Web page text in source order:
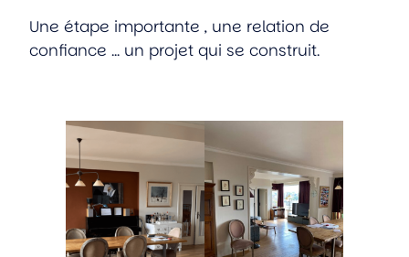
Une étape importante , une relation de
confiance … un projet qui se construit.